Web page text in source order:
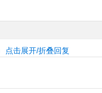
点击展开/折叠回复